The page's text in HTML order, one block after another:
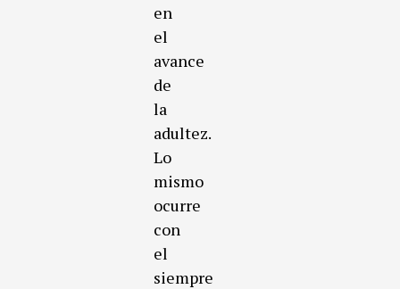
en
el
avance
de
la
adultez.
Lo
mismo
ocurre
con
el
siempre